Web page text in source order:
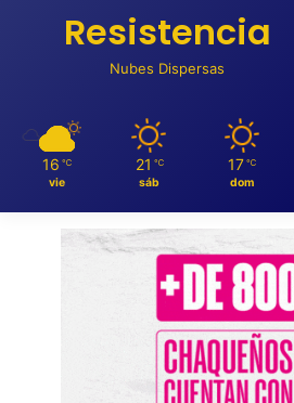
Resistencia
Nubes Dispersas
16 ℃
vie
21 ℃
sáb
17 ℃
dom